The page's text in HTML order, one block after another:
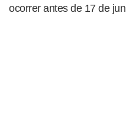
ocorrer antes de 17 de